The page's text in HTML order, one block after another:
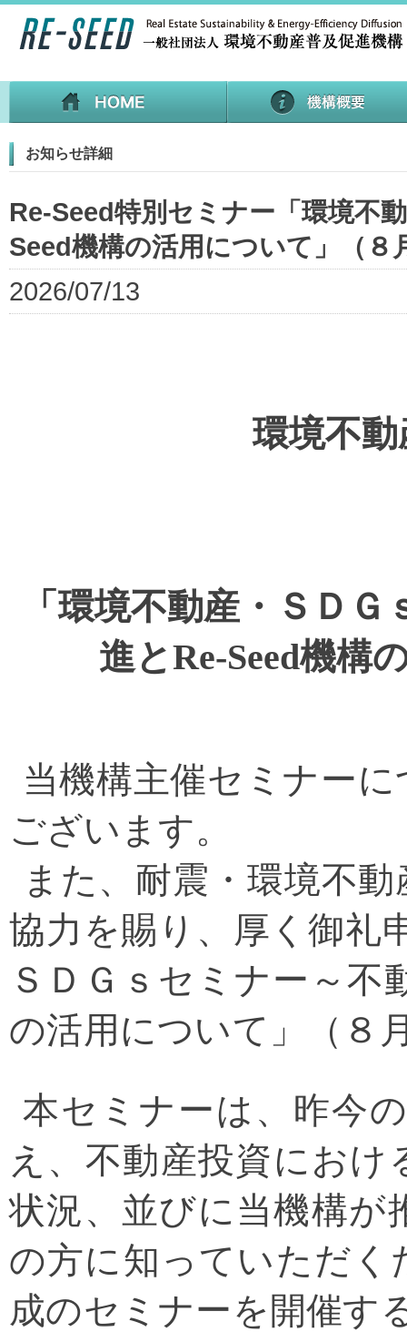
お知らせ詳細
Re-Seed特別セミナー「環境不
Seed機構の活用について」（８
2026/07/13
環境不
「環境不動産・ＳＤ
進とRe-Seed機構
当機構主催セミナー
ございます。
また、耐震・環境不
協力を賜り、厚く御礼
ＳＤＧｓセミナー～不
の活用について」（８
本セミナーは、昨今
え、不動産投資にお
状況、並びに当機構が
の方に知っていただく
成のセミナーを 開催す